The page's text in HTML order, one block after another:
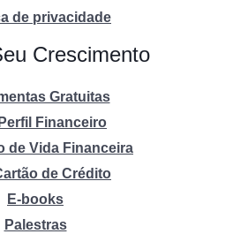
de privacidade
Crescimento
Gratuitas
Financeiro
de Vida Financeira
de Crédito
E-books
Palestras